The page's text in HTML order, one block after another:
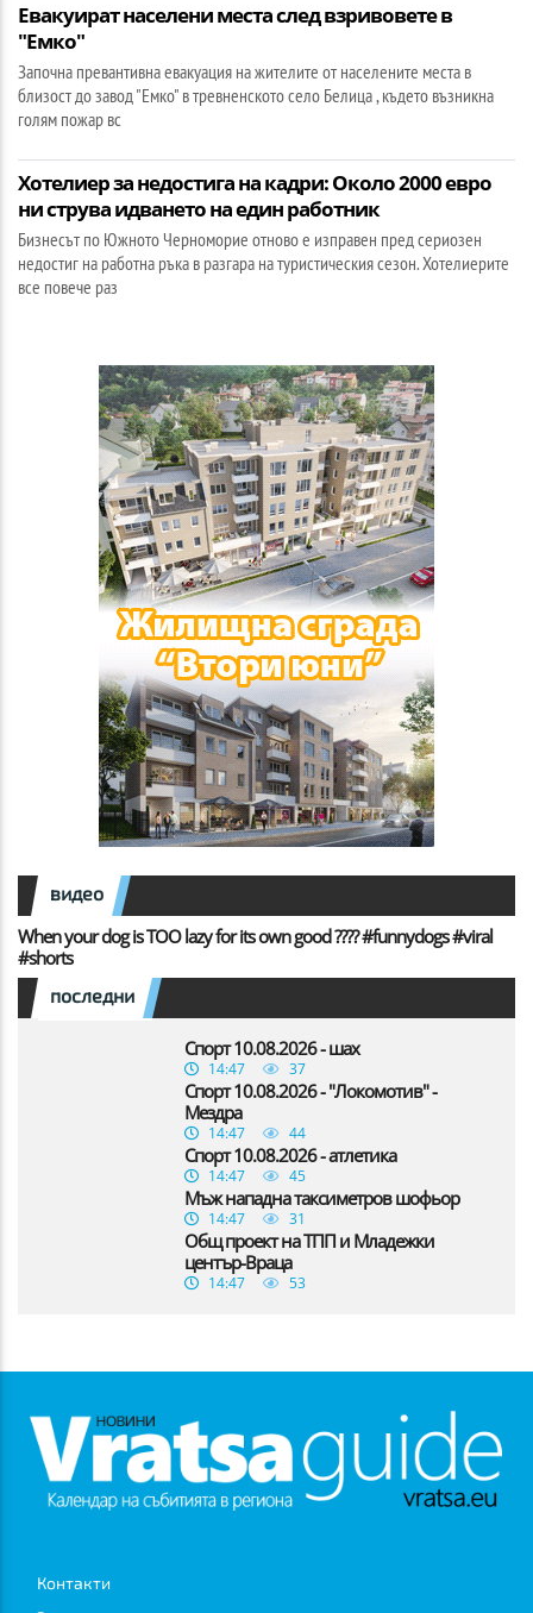
Евакуират населени места след взривовете в
"Емко"
Започна превантивна евакуация на жителите от населените места в
близост до завод "Емко" в тревненското село Белица , където възникна
голям пожар вс
Хотелиер за недостига на кадри: Около 2000 евро
ни струва идването на един работник
Бизнесът по Южното Черноморие отново е изправен пред сериозен
недостиг на работна ръка в разгара на туристическия сезон. Хотелиерите
все повече раз
видео
When your dog is TOO lazy for its own good ???? #funnydogs #viral
#shorts
последни
Спорт 10.08.2026 - шах
14:47 37
Спорт 10.08.2026 - "Локомотив" -
Мездра
14:47 44
Спорт 10.08.2026 - атлетика
14:47 45
Мъж нападна таксиметров шофьор
14:47 31
Общ проект на ТПП и Младежки
център-Враца
14:47 53
Контакти